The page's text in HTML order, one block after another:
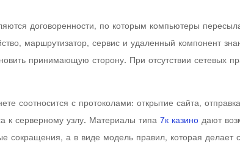
договоренности, по которым компьютеры
маршрутизатор, сервис и удаленный компонент
принимающую сторону. При отсутствии сетевых
соотносится с протоколами: открытие сайта,
к серверному узлу. Материалы типа7к казинодают
сокращения, а в виде модель правил, которая